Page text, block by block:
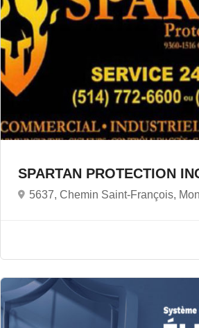
SPARTAN PROTECTION
5637, Chemin Saint-François,